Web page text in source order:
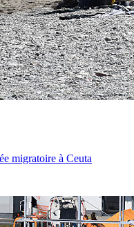
migratoire à Ceuta